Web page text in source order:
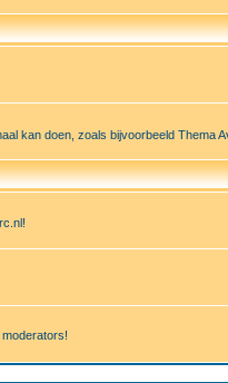
kan doen, zoals bijvoorbeeld Thema